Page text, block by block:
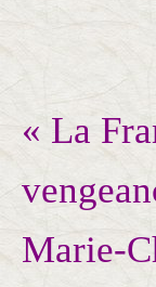
« La
Marie-